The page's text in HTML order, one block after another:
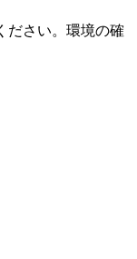
ださい。環境の確